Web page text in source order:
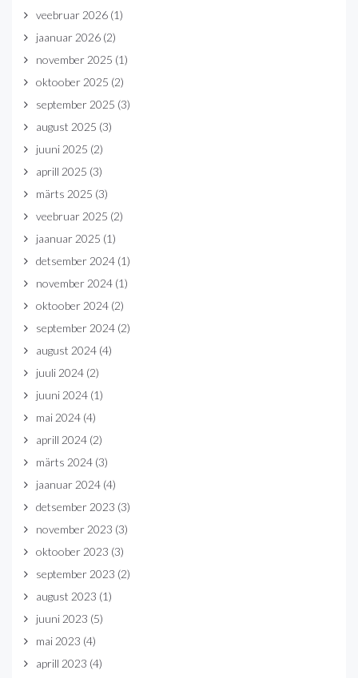
veebruar 2026 (1)
jaanuar 2026 (2)
november 2025 (1)
oktoober 2025 (2)
september 2025 (3)
august 2025 (3)
juuni 2025 (2)
aprill 2025 (3)
märts 2025 (3)
veebruar 2025 (2)
jaanuar 2025 (1)
detsember 2024 (1)
november 2024 (1)
oktoober 2024 (2)
september 2024 (2)
august 2024 (4)
juuli 2024 (2)
juuni 2024 (1)
mai 2024 (4)
aprill 2024 (2)
märts 2024 (3)
jaanuar 2024 (4)
detsember 2023 (3)
november 2023 (3)
oktoober 2023 (3)
september 2023 (2)
august 2023 (1)
juuni 2023 (5)
mai 2023 (4)
aprill 2023 (4)